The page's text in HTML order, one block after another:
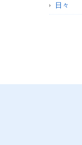
日々